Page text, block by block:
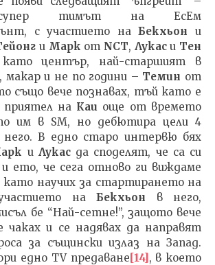
тимът на ЕсЕм
с участието наБекхьон и
и Марк от NCT, Лукаси Тен
център, най-старшият в
и не по години – Темин от
също вече познавах, тъй като е
приятел на Каи още от времето
им в SM, но дебютира цели 4
него. В едно старо интервю бях
и Лукасда споделят, че са си
ето, че сега отново ги виждаме
като научих за стартирането на
на Бекхьон в него,
бе “Най-сетне!”, защото вече
чаках и се надявах да направят
за същински излаз на Запад.
едно TV предаване[14], в което